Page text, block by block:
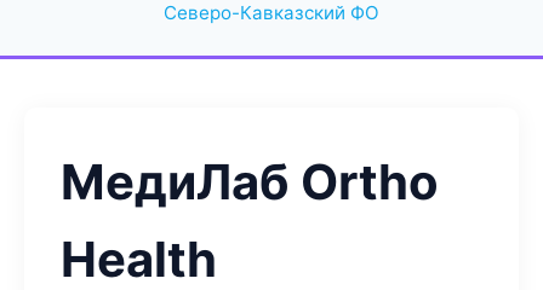
Северо-Кавказский ФО
МедиЛаб Ortho
Health